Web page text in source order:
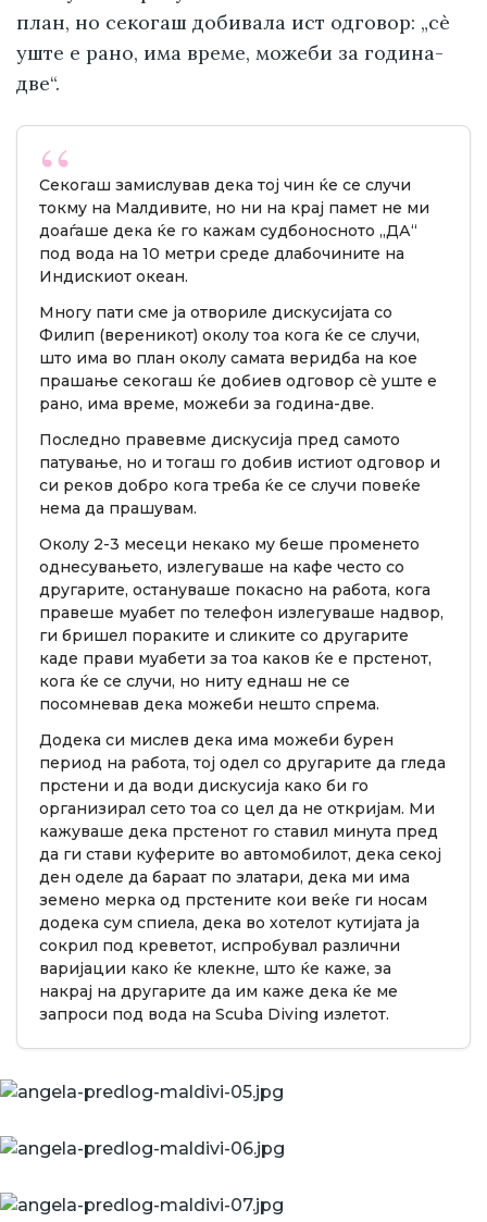
план, но секогаш добивала ист одговор: „сè
уште е рано, има време, можеби за година-
две“.
Секогаш замислував дека тој чин ќе се случи
токму на Малдивите, но ни на крај памет не ми
доаѓаше дека ќе го кажам судбоносното „ДА“
под вода на 10 метри среде длабочините на
Индискиот океан.
Многу пати сме ја отвориле дискусијата со
Филип (вереникот) околу тоа кога ќе се случи,
што има во план околу самата веридба на кое
прашање секогаш ќе добиев одговор сè уште е
рано, има време, можеби за година-две.
Последно правевме дискусија пред самото
патување, но и тогаш го добив истиот одговор и
си реков добро кога треба ќе се случи повеќе
нема да прашувам.
Околу 2-3 месеци некако му беше променето
однесувањето, излегуваше на кафе често со
другарите, остануваше покасно на работа, кога
правеше муабет по телефон излегуваше надвор,
ги бришел пораките и сликите со другарите
каде прави муабети за тоа каков ќе е прстенот,
кога ќе се случи, но ниту еднаш не се
посомневав дека можеби нешто спрема.
Додека си мислев дека има можеби бурен
период на работа, тој одел со другарите да гледа
прстени и да води дискусија како би го
организирал сето тоа со цел да не откријам. Ми
кажуваше дека прстенот го ставил минута пред
да ги стави куферите во автомобилот, дека секој
ден оделе да бараат по златари, дека ми има
земено мерка од прстените кои веќе ги носам
додека сум спиела, дека во хотелот кутијата ја
сокрил под креветот, испробувал различни
варијации како ќе клекне, што ќе каже, за
накрај на другарите да им каже дека ќе ме
запроси под вода на Scuba Diving излетот.